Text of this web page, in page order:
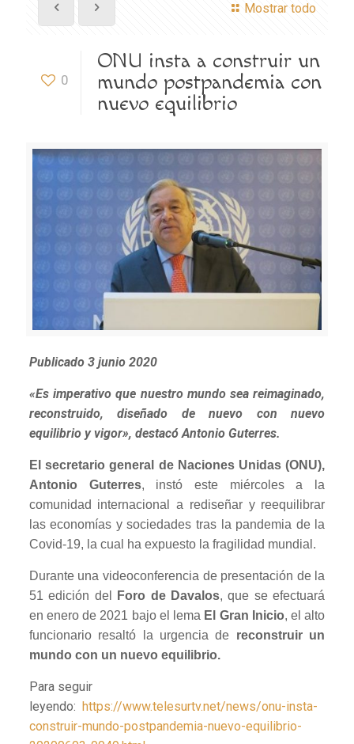
Mostrar todo
0
ONU insta a construir un
mundo postpandemia con
nuevo equilibrio
Publicado 3 junio 2020
«Es imperativo que nuestro mundo sea reimaginado,
reconstruido, diseñado de nuevo con nuevo
equilibrio y vigor», destacó Antonio Guterres.
El secretario general de Naciones Unidas (ONU),
Antonio Guterres, instó este miércoles a la
comunidad internacional a rediseñar y reequilibrar
las economías y sociedades tras la pandemia de la
Covid-19, la cual ha expuesto la fragilidad mundial.
Durante una videoconferencia de presentación de la
51 edición del
Foro de Davalos, que se efectuará
en enero de 2021 bajo el lema El Gran Inicio, el alto
funcionario resaltó la urgencia de reconstruir un
mundo con un nuevo equilibrio.
Para seguir
leyendo: https://www.telesurtv.net/news/onu-insta-
construir-mundo-postpandemia-nuevo-equilibrio-